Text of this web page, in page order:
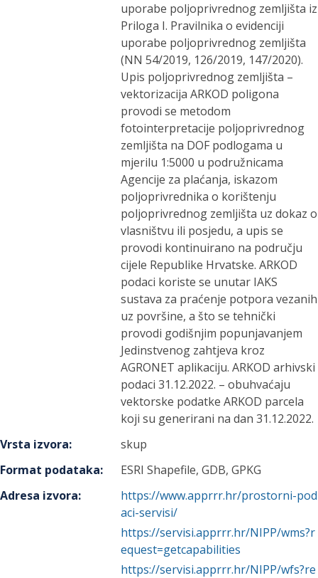
uporabe poljoprivrednog zemljišta iz
Priloga I. Pravilnika o evidenciji
uporabe poljoprivrednog zemljišta
(NN 54/2019, 126/2019, 147/2020).
Upis poljoprivrednog zemljišta –
vektorizacija ARKOD poligona
provodi se metodom
fotointerpretacije poljoprivrednog
zemljišta na DOF podlogama u
mjerilu 1:5000 u podružnicama
Agencije za plaćanja, iskazom
poljoprivrednika o korištenju
poljoprivrednog zemljišta uz dokaz o
vlasništvu ili posjedu, a upis se
provodi kontinuirano na području
cijele Republike Hrvatske. ARKOD
podaci koriste se unutar IAKS
sustava za praćenje potpora vezanih
uz površine, a što se tehnički
provodi godišnjim popunjavanjem
Jedinstvenog zahtjeva kroz
AGRONET aplikaciju. ARKOD arhivski
podaci 31.12.2022. – obuhvaćaju
vektorske podatke ARKOD parcela
koji su generirani na dan 31.12.2022.
Vrsta izvora:
skup
Format podataka:
ESRI Shapefile, GDB, GPKG
Adresa izvora:
https://www.apprrr.hr/prostorni-pod
aci-servisi/
https://servisi.apprrr.hr/NIPP/wms?r
equest=getcapabilities
https://servisi.apprrr.hr/NIPP/wfs?re